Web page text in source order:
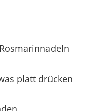
platt drücken